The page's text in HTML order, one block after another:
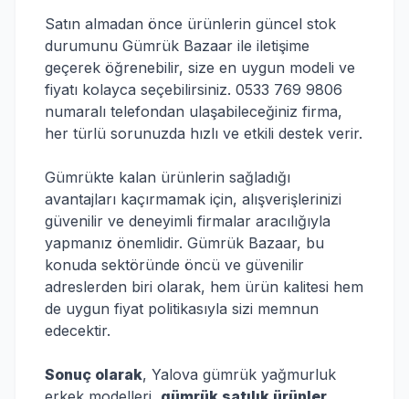
Satın almadan önce ürünlerin güncel stok
durumunu Gümrük Bazaar ile iletişime
geçerek öğrenebilir, size en uygun modeli ve
fiyatı kolayca seçebilirsiniz. 0533 769 9806
numaralı telefondan ulaşabileceğiniz firma,
her türlü sorunuzda hızlı ve etkili destek verir.
Gümrükte kalan ürünlerin sağladığı
avantajları kaçırmamak için, alışverişlerinizi
güvenilir ve deneyimli firmalar aracılığıyla
yapmanız önemlidir. Gümrük Bazaar, bu
konuda sektöründe öncü ve güvenilir
adreslerden biri olarak, hem ürün kalitesi hem
de uygun fiyat politikasıyla sizi memnun
edecektir.
Sonuç olarak, Yalova gümrük yağmurluk